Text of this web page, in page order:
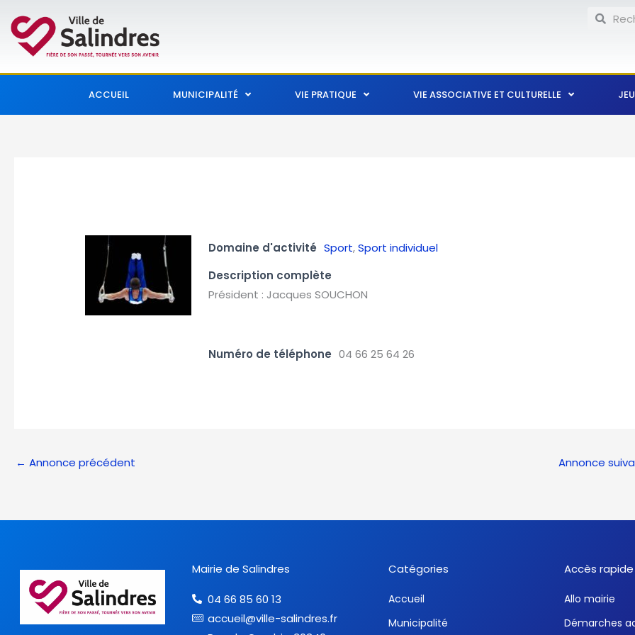
au
contenu
ACCUEIL MUNICIPALITÉ VIE PRATIQUE VIE ASSOCIATIVE ET CULTURELLE
Domaine d'activité Sport,Sport individuel
Description complète
Président : Jacques SOUCHON
Numéro de téléphone 04 66 25 64 26
← Annonce précédent Annonce
Mairie de Salindres
04 66 85 60 13
accueil@ville-salindres.fr
Catégories
Accueil
Municipalité
Accès rapide
Allo mairie
Démarches